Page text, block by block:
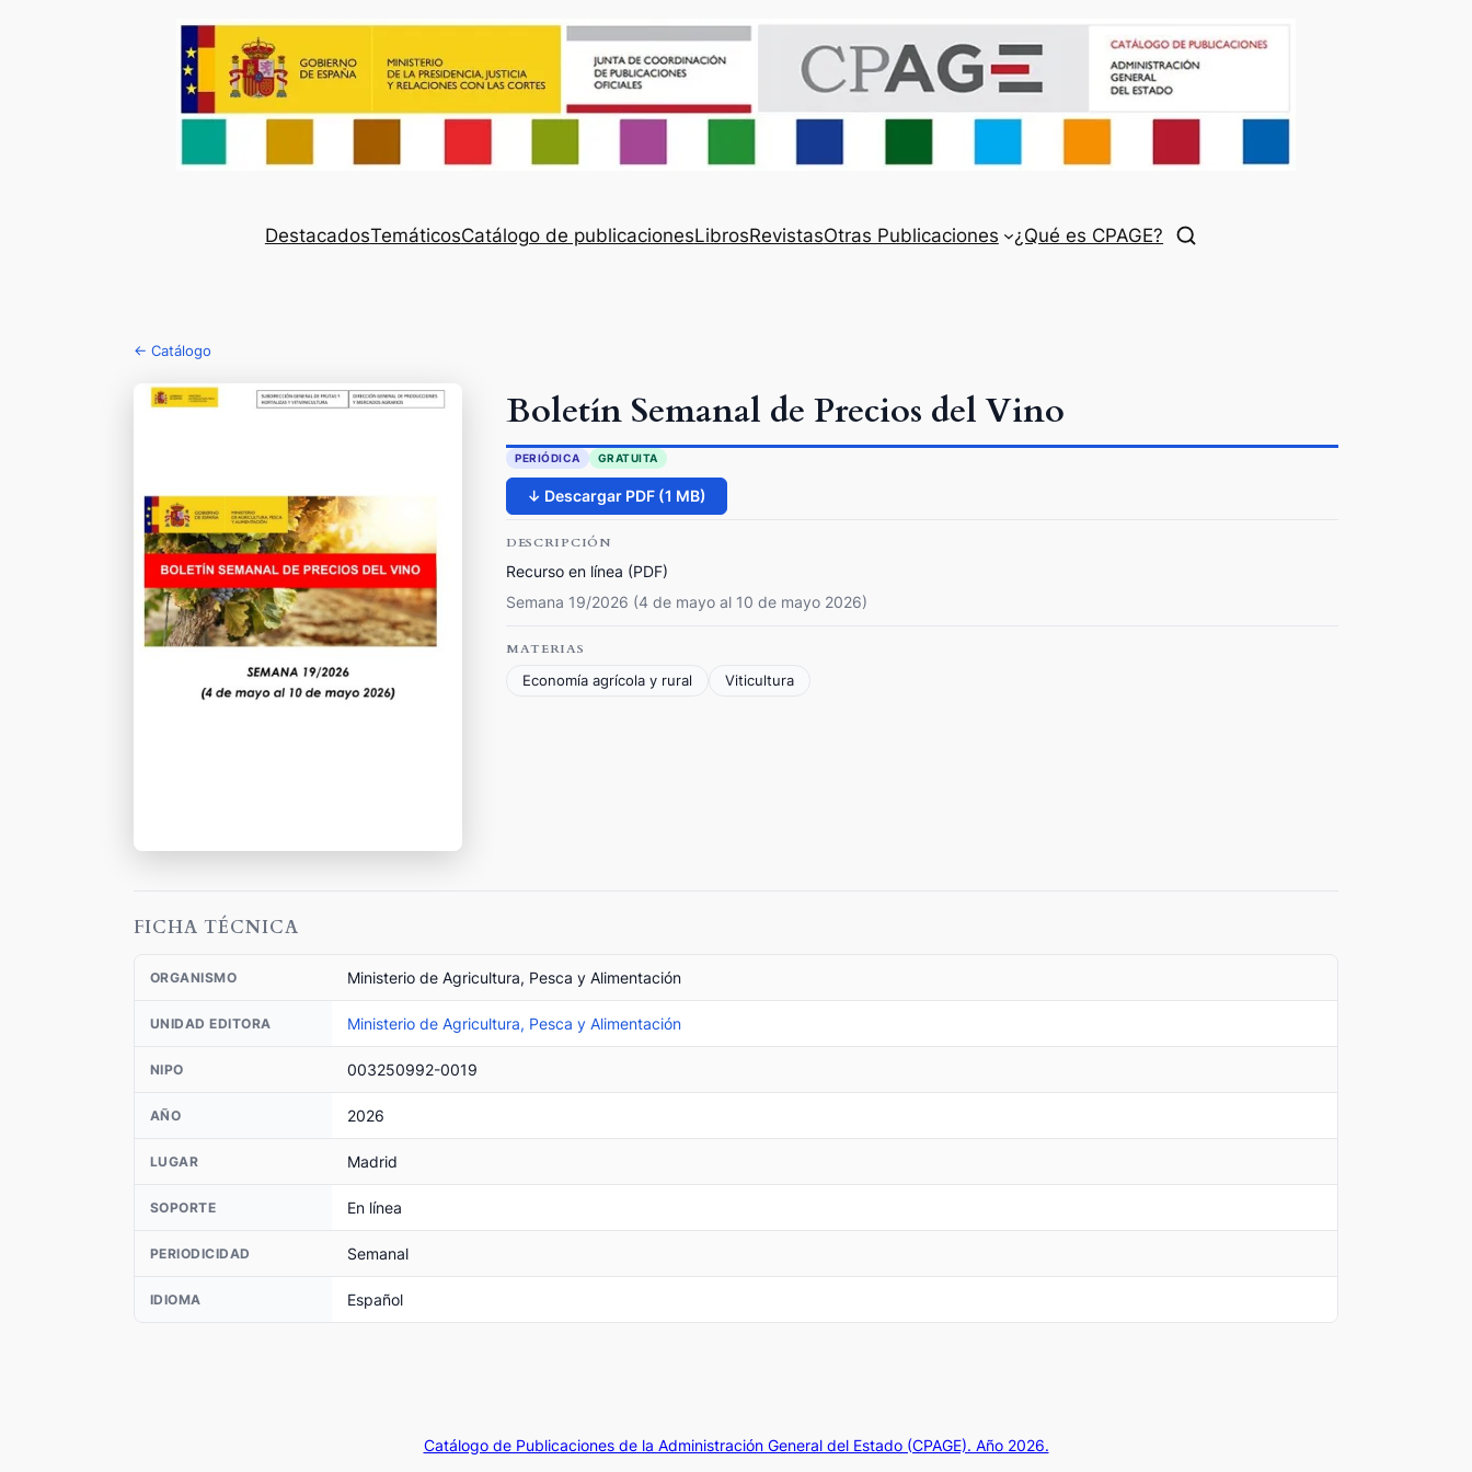
DestacadosTemáticosCatálogo de publicacionesLibrosRevistasOtras Publicaciones ¿Qué es CPAGE?
← Catálogo
Boletín Semanal de Precios del Vino
PERIÓDICA GRATUITA
↓ Descargar PDF (1 MB)
DESCRIPCIÓN
Recurso en línea (PDF)
Semana 19/2026 (4 de mayo al 10 de mayo 2026)
MATERIAS
Economía agrícola y rural
Viticultura
FICHA TÉCNICA
ORGANISMO Ministerio de Agricultura, Pesca y Alimentación
UNIDAD EDITORA Ministerio de Agricultura, Pesca y Alimentación
NIPO 003250992-0019
AÑO 2026
LUGAR Madrid
SOPORTE En línea
PERIODICIDAD Semanal
IDIOMA Español
Catálogo de Publicaciones de la Administración General del Estado (CPAGE). Año 2026.